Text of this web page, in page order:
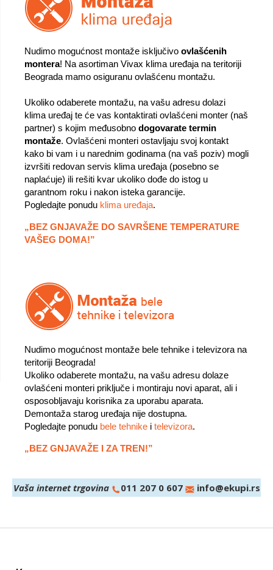
Nudimo mogućnost montaže isključivo ovlašćenih
montera! Na asortiman Vivax klima uređaja na teritoriji
Beograda mamo osiguranu ovlašćenu montažu.
Ukoliko odaberete montažu, na vašu adresu dolazi
klima uređaj te će vas kontaktirati ovlašćeni monter (naš
partner) s kojim međusobno dogovarate termin
montaže. Ovlašćeni monteri ostavljaju svoj kontakt
kako bi vam i u narednim godinama (na vaš poziv) mogli
izvršiti redovan servis klima uređaja (posebno se
naplaćuje) ili rešiti kvar ukoliko dođe do istog u
garantnom roku i nakon isteka garancije.
Pogledajte ponudu klima uređaja.
„BEZ GNJAVAŽE DO SAVRŠENE TEMPERATURE
VAŠEG DOMA!”
Nudimo mogućnost montaže bele tehnike i televizora na
teritoriji Beograda!
Ukoliko odaberete montažu, na vašu adresu dolaze
ovlašćeni monteri priključe i montiraju novi aparat, ali i
osposobljavaju korisnika za uporabu aparata.
Demontaža starog uređaja nije dostupna.
Pogledajte ponudu bele tehnike i televizora.
„BEZ GNJAVAŽE I ZA TREN!”
Vaša internet trgovina 011 207 0 607 info@ekupi.rs